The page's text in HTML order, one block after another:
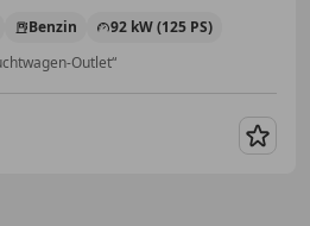
Benzin
92 kW (125 PS)
Outlet“